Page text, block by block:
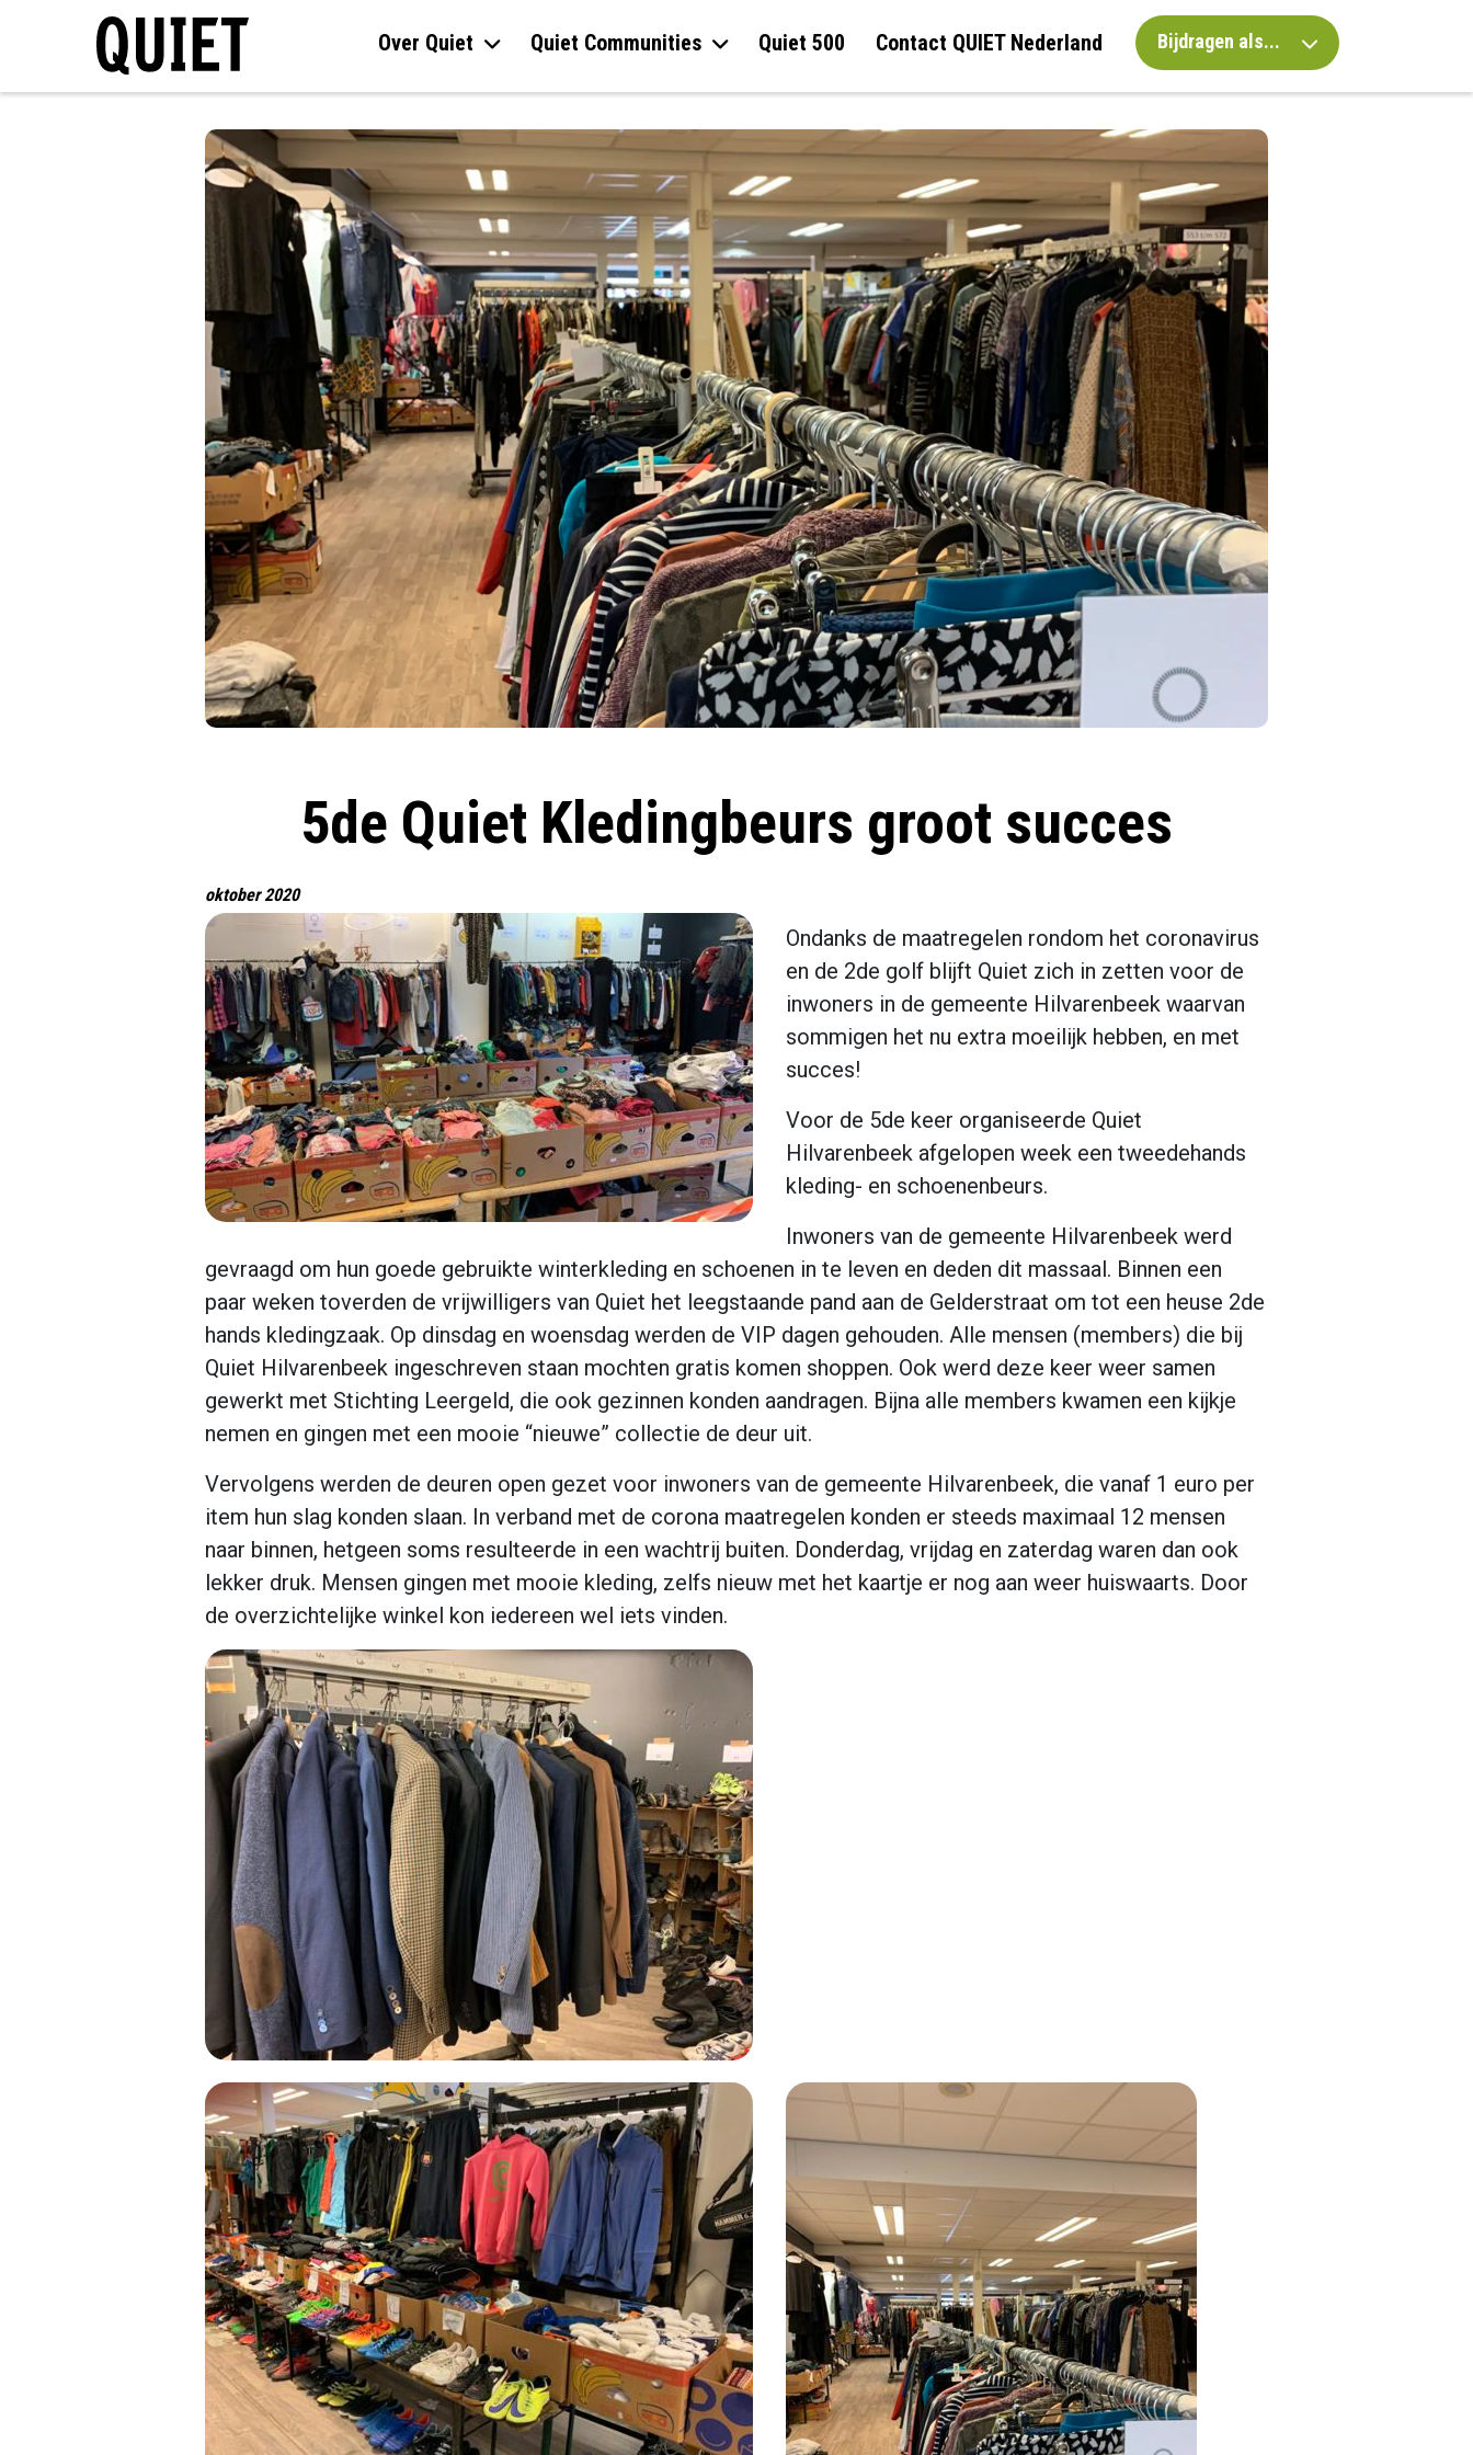
Over Quiet Quiet Communities Quiet 500 Contact QUIET Nederland Bijdragen als...
5de Quiet Kledingbeurs groot succes
oktober 2020
Ondanks de maatregelen rondom het coronavirus
en de 2de golf blijft Quiet zich in zetten voor de
inwoners in de gemeente Hilvarenbeek waarvan
sommigen het nu extra moeilijk hebben, en met
succes!
Voor de 5de keer organiseerde Quiet
Hilvarenbeek afgelopen week een tweedehands
kleding- en schoenenbeurs.
Inwoners van de gemeente Hilvarenbeek werd
gevraagd om hun goede gebruikte winterkleding en schoenen in te leven en deden dit massaal. Binnen een
paar weken toverden de vrijwilligers van Quiet het leegstaande pand aan de Gelderstraat om tot een heuse 2de
hands kledingzaak. Op dinsdag en woensdag werden de VIP dagen gehouden. Alle mensen (members) die bij
Quiet Hilvarenbeek ingeschreven staan mochten gratis komen shoppen. Ook werd deze keer weer samen
gewerkt met Stichting Leergeld, die ook gezinnen konden aandragen. Bijna alle members kwamen een kijkje
nemen en gingen met een mooie “nieuwe” collectie de deur uit.
Vervolgens werden de deuren open gezet voor inwoners van de gemeente Hilvarenbeek, die vanaf 1 euro per
item hun slag konden slaan. In verband met de corona maatregelen konden er steeds maximaal 12 mensen
naar binnen, hetgeen soms resulteerde in een wachtrij buiten. Donderdag, vrijdag en zaterdag waren dan ook
lekker druk. Mensen gingen met mooie kleding, zelfs nieuw met het kaartje er nog aan weer huiswaarts. Door
de overzichtelijke winkel kon iedereen wel iets vinden.